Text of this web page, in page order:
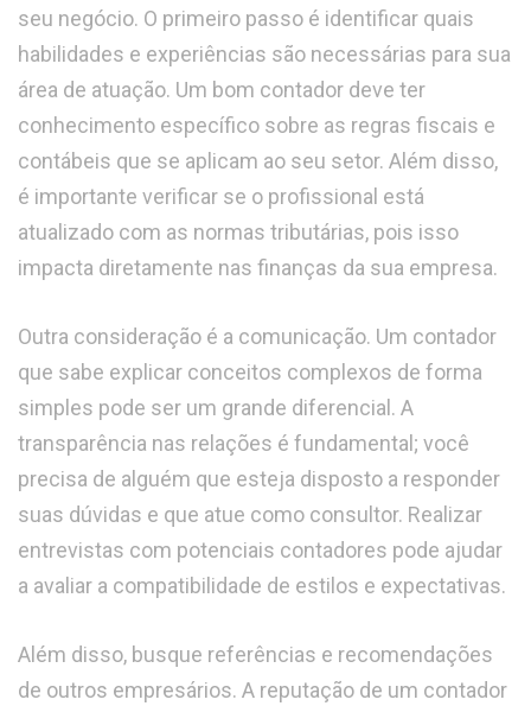
seu negócio. O primeiro passo é identificar quais
habilidades e experiências são necessárias para sua
área de atuação. Um bom contador deve ter
conhecimento específico sobre as regras fiscais e
contábeis que se aplicam ao seu setor. Além disso,
é importante verificar se o profissional está
atualizado com as normas tributárias, pois isso
impacta diretamente nas finanças da sua empresa.
Outra consideração é a comunicação. Um contador
que sabe explicar conceitos complexos de forma
simples pode ser um grande diferencial. A
transparência nas relações é fundamental; você
precisa de alguém que esteja disposto a responder
suas dúvidas e que atue como consultor. Realizar
entrevistas com potenciais contadores pode ajudar
a avaliar a compatibilidade de estilos e expectativas.
Além disso, busque referências e recomendações
de outros empresários. A reputação de um contador